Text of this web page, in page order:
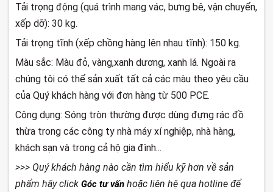
Tải trọng động (quá trình mang vác, bưng bê, vận chuyển,
xếp dỡ): 30 kg.
Tải trọng tĩnh (xếp chồng hàng lên nhau tĩnh): 150 kg.
Màu sắc: Màu đỏ, vàng,xanh dương, xanh lá. Ngoài ra
chúng tôi có thể sản xuất tất cả các màu theo yêu cầu
của Quý khách hàng với đơn hàng từ 500 PCE.
Công dụng: Sóng tròn thường được dùng đựng rác đồ
thừa trong các công ty nhà máy xí nghiệp, nhà hàng,
khách sạn và trong cả hộ gia đình...
>>> Quý khách hàng nào cần tìm hiểu kỹ hơn về sản
phẩm hãy click Góc tư vấn hoặc liên hệ qua hotline để